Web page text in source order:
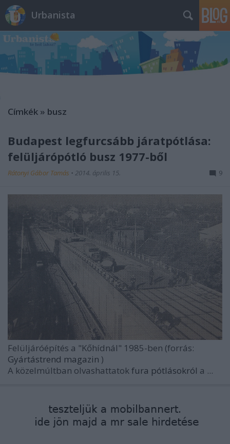
Urbanista
Címkék » busz
Budapest legfurcsább járatpótlása:
felüljárópótló busz 1977-ből
Rátonyi Gábor Tamás • 2014. április 15. 9
Felüljáróépítés a "Kőhídnál" 1985-ben (forrás:
Gyártástrend magazin )
A közelmúltban olvashattatokfura pótlásokról a ...